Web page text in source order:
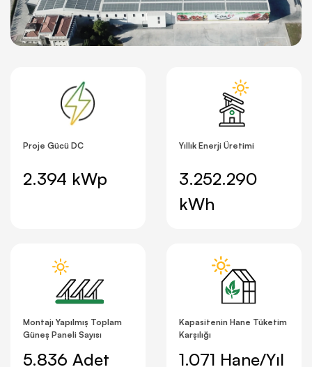
Proje Gücü DC
2.394 kWp
Yıllık Enerji Üretimi
3.252.290
kWh
Montajı Yapılmış Toplam
Güneş Paneli Sayısı
5.836 Adet
Kapasitenin Hane Tüketim
Karşılığı
1.071 Hane/Yıl